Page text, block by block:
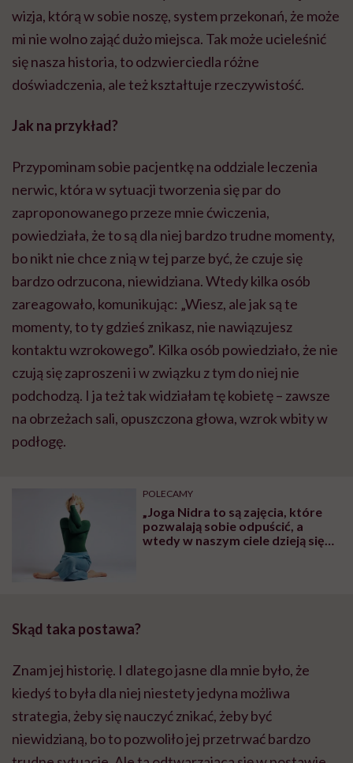
wizja, którą w sobie noszę, system przekonań, że może
mi nie wolno zająć dużo miejsca. Tak może ucieleśnić
się nasza historia, to odzwierciedla różne
doświadczenia, ale też kształtuje rzeczywistość.
Jak na przykład?
Przypominam sobie pacjentkę na oddziale leczenia
nerwic, która w sytuacji tworzenia się par do
zaproponowanego przeze mnie ćwiczenia,
powiedziała, że to są dla niej bardzo trudne momenty,
bo nikt nie chce z nią w tej parze być, że czuje się
bardzo odrzucona, niewidziana. Wtedy kilka osób
zareagowało, komunikując: „Wiesz, ale jak są te
momenty, to ty gdzieś znikasz, nie nawiązujesz
kontaktu wzrokowego”. Kilka osób powiedziało, że nie
czują się zaproszeni i w związku z tym do niej nie
podchodzą. I ja też tak widziałam tę kobietę – zawsze
na obrzeżach sali, opuszczona głowa, wzrok wbity w
podłogę.
POLECAMY
„Joga Nidra to są zajęcia, które
pozwalają sobie odpuścić, a
wtedy w naszym ciele dzieją się
Skąd taka postawa?
Znam jej historię. I dlatego jasne dla mnie było, że
kiedyś to była dla niej niestety jedyna możliwa
strategia, żeby się nauczyć znikać, żeby być
niewidzianą, bo to pozwoliło jej przetrwać bardzo